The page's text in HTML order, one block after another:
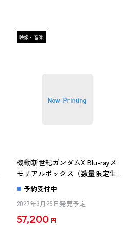
機動新世紀ガンダムX Blu-rayメ
モリアルボックス（数量限定生
産） 【BD】
予約受付中
2027年3月26日発売予定
57,200 円